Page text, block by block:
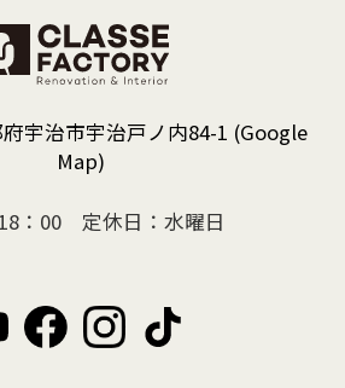
宇治市宇治戸ノ内84-1 (Google
Map)
：00 定休日：水曜日